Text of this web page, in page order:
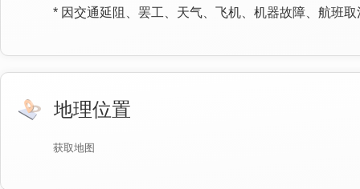
* 因交通延阻、罢工、天气、飞机、机器故障、航班
地理位置
获取地图